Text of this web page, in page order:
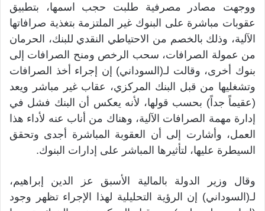
ووجهت مصادر مصرفية طلبت حجب اسمها، بتطبيق
عقوبات مباشرة على البنوك غير الملتزمة بتغذية صرافاتها
الآلية، وذلك بالخصم من الاحتياطي النقدي للبنك، الحرمان
من عمولة الصرافات، سحب الرخص ومنح الصرافات إلى
بنوك أخرى، وقالت لـ(السوداني) إن إجراء أخذ الصرافات
وتشغليها من قبل البنك المركزي، عقاب غير مباشر ويعد
(عقيماً جداً) بحسب قولها، لأنه يعكس أن البنك فشل في
إدارة مهمة الصرافات الآلية، وهناك من أناب عنه لأداء هذا
العمل، وأشارت إلى أن العقوبة المباشرة أجدى وتحقق
السيطرة عليها، لتأثيرها المباشر على إدارات البنوك.
وقال وزير الدولة بالمالية الأسبق عز الدين إبراهيم،
لـ(السوداني) إن الرؤية التحليلية لهذا الإجراء تظهر وجود